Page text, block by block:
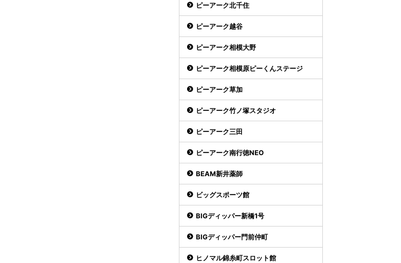
ピーアーク北千住
ピーアーク越谷
ピーアーク相模大野
ピーアーク相模原ピーくんステージ
ピーアーク草加
ピーアーク竹ノ塚スタジオ
ピーアーク三田
ピーアーク南行徳NEO
BEAM新井薬師
ビッグスポーツ館
BIGディッパー新橋1号
BIGディッパー門前仲町
ヒノマル錦糸町スロット館